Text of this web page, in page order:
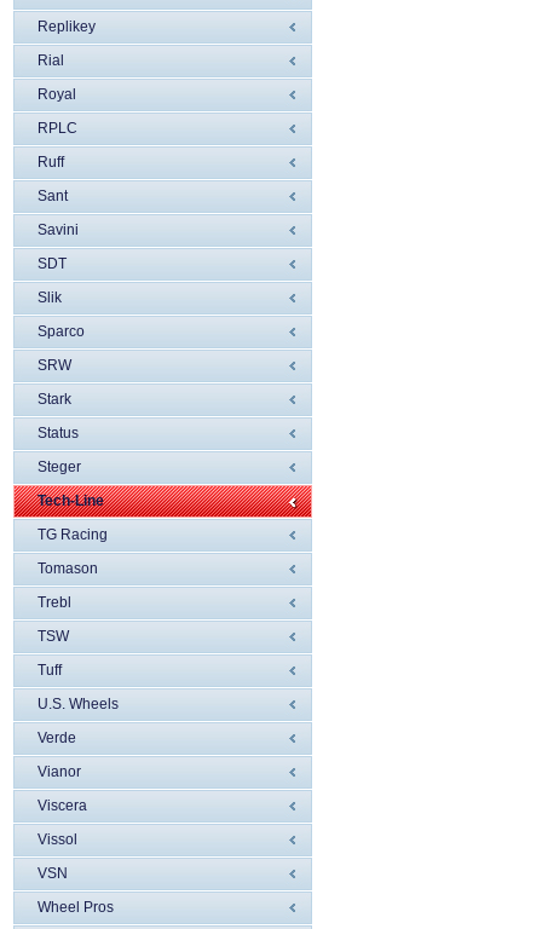
Replikey
Rial
Royal
RPLC
Ruff
Sant
Savini
SDT
Slik
Sparco
SRW
Stark
Status
Steger
Tech-Line
TG Racing
Tomason
Trebl
TSW
Tuff
U.S. Wheels
Verde
Vianor
Viscera
Vissol
VSN
Wheel Pros